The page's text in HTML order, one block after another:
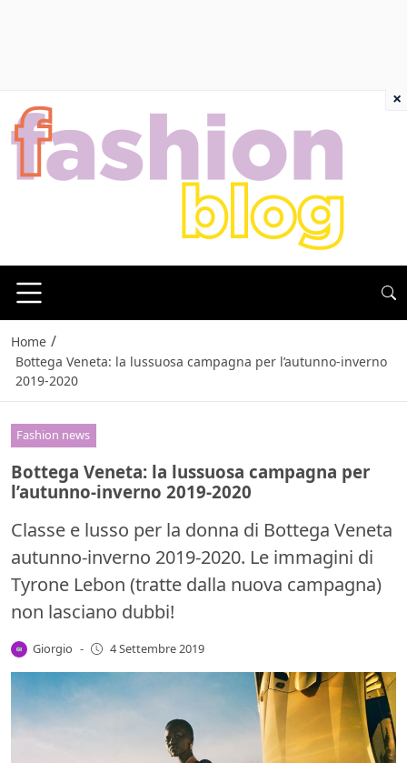
Home /
Bottega Veneta: la lussuosa campagna per l’autunno-inverno
2019-2020
Fashion news
Bottega Veneta: la lussuosa campagna per
l’autunno-inverno 2019-2020
Classe e lusso per la donna di Bottega Veneta
autunno-inverno 2019-2020. Le immagini di
Tyrone Lebon (tratte dalla nuova campagna)
non lasciano dubbi!
Giorgio - 4 Settembre 2019
×